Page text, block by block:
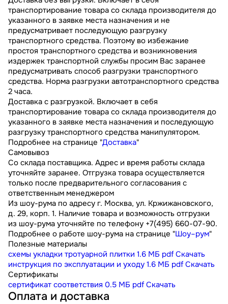
транспортирование товара со склада производителя до
указанного в заявке места назначения и не
предусматривает последующую разгрузку
транспортного средства. Поэтому во избежание
простоя транспортного средства и возникновения
издержек транспортной службы просим Вас заранее
предусматривать способ разгрузки транспортного
средства. Норма разгрузки автотранспортного средства
2 часа.
Доставка с разгрузкой. Включает в себя
транспортирование товара со склада производителя до
указанного в заявке места назначения и последующую
разгрузку транспортного средства манипулятором.
Подробнее на странице "Доставка"
Самовывоз
Со склада поставщика. Адрес и время работы склада
уточняйте заранее. Отгрузка товара осуществляется
только после предварительного согласования с
ответственным менеджером
Из шоу-рума по адресу г. Москва, ул. Кржижановского,
д. 29, корп. 1. Наличие товара и возможность отгрузки
из шоу-рума уточняйте по телефону +7(495) 660-07-90.
Подробнее о работе шоу-рума на странице "Шоу–рум"
Полезные материалы
схемы укладки тротуарной плитки 1.6 МБ pdf Скачать
инструкция по эксплуатации и уходу 1.6 МБ pdf Скачать
Сертификаты
сертификат соответствия 0.5 МБ pdf Скачать
Оплата и доставка